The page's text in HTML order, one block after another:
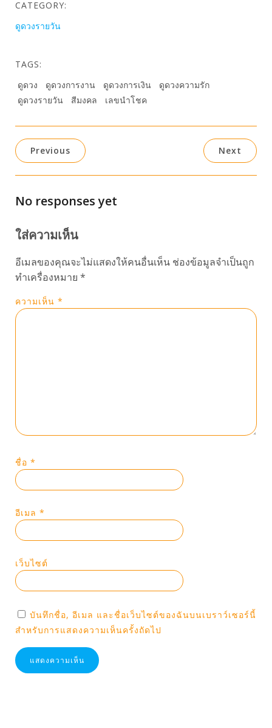
CATEGORY:
ดูดวงรายวัน
TAGS:
ดูดวง
ดูดวงการงาน ดูดวงการเงิน
ดูดวงความรัก
ดูดวงรายวัน
สีมงคล เลขนำโชค
Previous Next
No responses yet
ใส่ความเห็น
อีเมลของคุณจะไม่แสดงให้คนอื่นเห็น ช่องข้อมูลจำเป็นถูก
ทำเครื่องหมาย *
ความเห็น *
ชื่อ *
อีเมล *
เว็บไซต์
บันทึกชื่อ, อีเมล และชื่อเว็บไซต์ของฉันบนเบราว์เซอร์นี้
สำหรับการแสดงความเห็นครั้งถัดไป